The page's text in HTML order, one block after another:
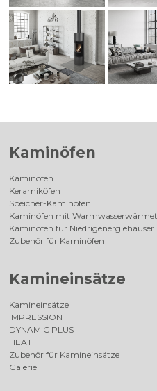
Kaminöfen
Kaminöfen
Keramiköfen
Speicher-Kaminöfen
Kaminöfen mit
Kaminöfen für Niedrigenergiehäuser
Zubehör für Kaminöfen
Kamineinsätze
Kamineinsätze
IMPRESSION
DYNAMIC PLUS
HEAT
Zubehör für Kamineinsätze
Galerie